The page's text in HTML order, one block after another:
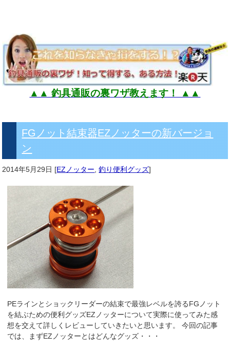
▲▲ 釣具通販の裏ワザ教えます！ ▲▲
FGノット結束器EZノッターの新バージョ
ン
2014年5月29日 [EZノッター ,釣り便利グッズ]
PEラインとショックリーダーの結束で最強レベルを誇るFGノット
を結ぶための便利グッズEZノッターについて実際に使ってみた感
想を交えて詳しくレビューしていきたいと思います。 今回の記事
では、まずEZノッターとはどんなグッズ・・・